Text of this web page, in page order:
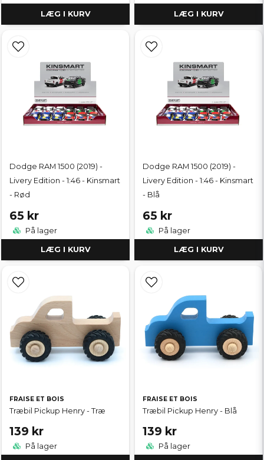
LÆG I KURV LÆG I KURV
Dodge RAM 1500 (2019) -
Livery Edition - 1:46 - Kinsmart
- Rød
65 kr
På lager
LÆG I KURV
Dodge RAM 1500 (2019) -
Livery Edition - 1:46 - Kinsmart
- Blå
65 kr
På lager
LÆG I KURV
FRAISE ET BOIS
Træbil Pickup Henry - Træ
139 kr
På lager
FRAISE ET BOIS
Træbil Pickup Henry - Blå
139 kr
På lager